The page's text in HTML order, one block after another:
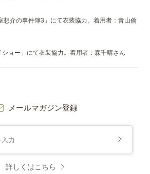
想介の事件簿3」にて衣装協力。着用者：青山倫
ョー」にて衣装協力。着用者：森千晴さん
メールマガジン登録
詳しくはこちら